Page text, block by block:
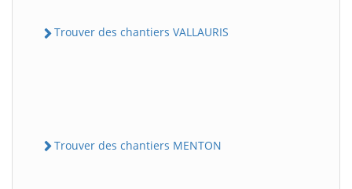
Trouver des chantiers VALLAURIS
Trouver des chantiers MENTON